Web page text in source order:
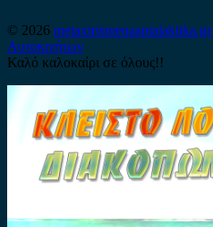
© 2026 metaxirismenaantalaktika.gr
Αυτοκινήτων
Καλό καλοκαίρι σε όλους!!